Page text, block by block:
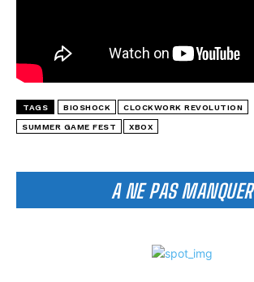
A NE PAS MANQUER
TAGS BIOSHOCK CLOCKWORK REVOLUTION
SUMMER GAME FEST XBOX